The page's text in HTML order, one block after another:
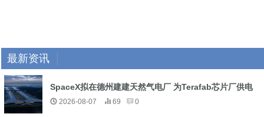
最新资讯
SpaceX拟在德州建建天然气电厂 为Terafab芯片厂供电
2026-08-07 69 0